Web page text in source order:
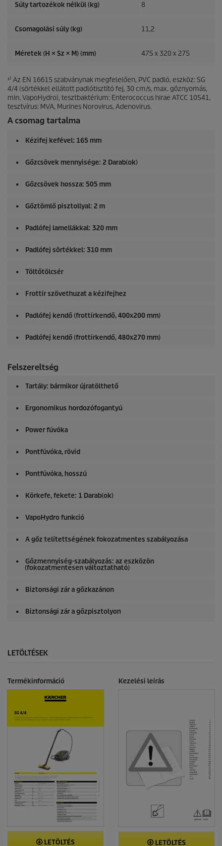
Súly tartozékok nélkül (kg) 8
Csomagolási súly (kg) 11,2
Méretek (H × Sz × M) (mm) 475 x 320 x 275
¹⁾ Az EN 16615 szabványnak megfelelően, PVC padló, eszköz: SG
4/4 (sörtékkel ellátott padlótisztító fej, 30 cm/s, max. gőznyomás,
min.VapoHydro), tesztbaktérium: Enterococcus hirae ATCC 10541,
tesztvírus: MVA, Murines Norovirus, Adenovirus.
A csomag tartalma
Kézifej kefével: 165 mm
Gőzcsövek mennyisége: 2 Darab(ok)
Gőzcsövek hossza: 505 mm
Gőztömlő pisztollyal: 2 m
Padlófej lamellákkal: 320 mm
Padlófej sörtékkel: 310 mm
Töltőtölcsér
Frottír szövethuzat a kézifejhez
Padlófej kendő (frottírkendő, 400x200 mm)
Padlófej kendő (frottírkendő, 480x270 mm)
Felszereltség
Tartály: bármikor újratölthető
Ergonomikus hordozófogantyú
Power fúvóka
Pontfúvóka, rövid
Pontfúvóka, hosszú
Körkefe, fekete: 1 Darab(ok)
VapoHydrofunkció
A gőz telítettségének fokozatmentes szabályozása
Gőzmennyiség-szabályozás: az eszközön
(fokozatmentesen változtatható)
Biztonsági zár a gőzkazánon
Biztonsági zár a gőzpisztolyon
LETÖLTÉSEK
Termékinformáció
LETÖLTÉS
Kezelési leírás
LETÖLTÉS